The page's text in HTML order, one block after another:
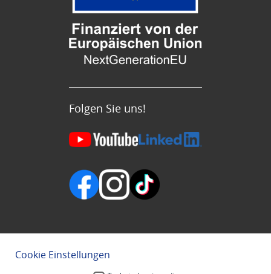
Folgen Sie uns!
Cookie Einstellungen